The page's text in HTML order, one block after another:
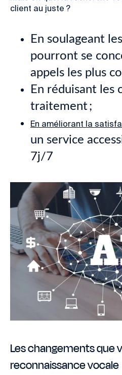
client au juste ?
En soulageant
pourront se
appels les plus
En réduisant les
traitement ;
En améliorant la
un service
7j/7
Les changements que
reconnaissance vocale